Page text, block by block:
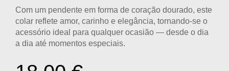
Com um pendente em forma de coração dourado, este
colar reflete amor, carinho e elegância, tornando-se o
acessório ideal para qualquer ocasião — desde o dia
a dia até momentos especiais.